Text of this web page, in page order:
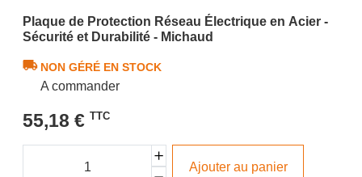
Plaque de Protection Réseau Électrique en Acier -
Sécurité et Durabilité - Michaud
NON GÉRÉ EN STOCK
A commander
55,18 € TTC
Ajouter au panier